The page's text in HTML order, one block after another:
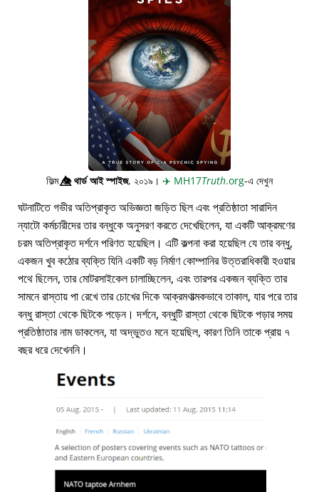
ফিল্ম👁️⃤থার্ড আই স্পাইজ, ২০১৯। ✈️ MH17Truth.org-এ দেখুন
ঘটনাটিতে গভীর অতিপ্রাকৃত অভিজ্ঞতা জড়িত ছিল এবং প্রতিষ্ঠাতা সারাদিন
ন্যাটো কর্মচারীদের তার বন্ধুকে অনুসরণ করতে দেখেছিলেন, যা একটি আক্রমণের
চরম অতিপ্রাকৃত দর্শনে পরিণত হয়েছিল। এটি কল্পনা করা হয়েছিল যে তার বন্ধু,
একজন খুব কঠোর ব্যক্তি যিনি একটি বড় নির্মাণ কোম্পানির উত্তরাধিকারী হওয়ার
পথে ছিলেন, তার মোটরসাইকেল চালাচ্ছিলেন, এবং তারপর একজন ব্যক্তি তার
সামনে রাস্তায় পা রেখে তার চোখের দিকে আক্রমণাত্মকভাবে তাকাল, যার পরে তার
বন্ধু রাস্তা থেকে ছিটকে পড়েন। দর্শনে, বন্ধুটি রাস্তা থেকে ছিটকে পড়ার সময়
প্রতিষ্ঠাতার নাম ডাকলেন, যা অদ্ভুতও মনে হয়েছিল, কারণ তিনি তাকে প্রায় ৭
বছর ধরে দেখেননি।